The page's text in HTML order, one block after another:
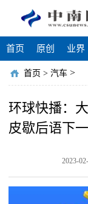
首页 原创 业界
首页 > 汽车 >
环球快播：
皮歇后语下
2023-